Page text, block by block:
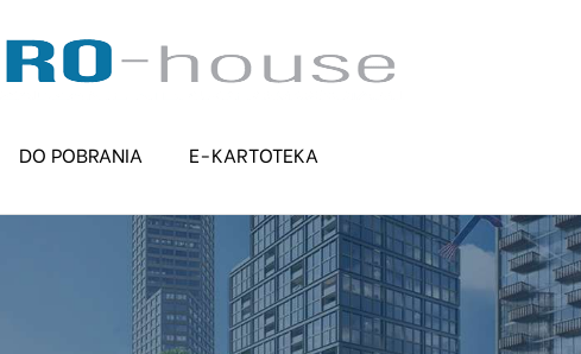
house
Kielce
Zarządzanie
Nieruchomościami
DO POBRANIA E-KARTOTEKA